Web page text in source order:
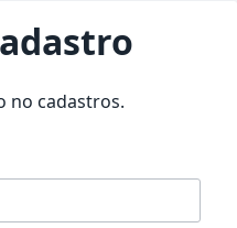
no cadastros.